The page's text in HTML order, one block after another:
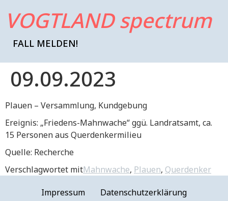
VOGTLAND spectrum
FALL MELDEN!
09.09.2023
Plauen – Versammlung, Kundgebung
Ereignis: „Friedens-Mahnwache“ ggü. Landratsamt, ca.
15 Personen aus Querdenkermilieu
Quelle: Recherche
Verschlagwortet mitMahnwache, Plauen, Querdenker
Impressum
Datenschutzerklärung